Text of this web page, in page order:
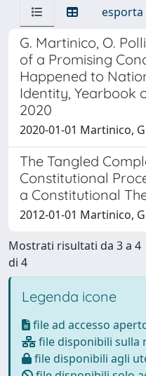
G. Martinico, O.
of a Promising
Happened to
Identity, Yearbook
2020
2020-01-01 Martinico,
The Tangled
Constitutional
a Constitutional
2012-01-01 Martinico,
Mostrati risultati da 3 a 4
di 4
Legenda icone
file ad accesso
file disponibili sulla
file disponibili agli